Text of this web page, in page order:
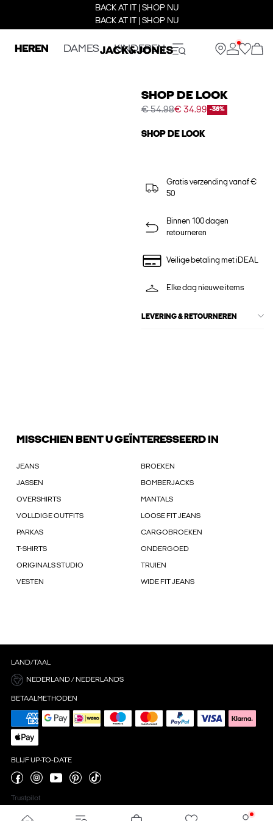
BACK AT IT | SHOP NU
BACK AT IT | SHOP NU
HEREN DAMES KINDEREN
SHOP DE LOOK
€ 54.98€ 34.99 -36%
SHOP DE LOOK
Gratis verzending vanaf €
50
Binnen 100 dagen
retourneren
Veilige betaling met iDEAL
Elke dag nieuwe items
LEVERING & RETOURNEREN
MISSCHIEN BENT U GEÏNTERESSEERD IN
JEANS BROEKEN
JASSEN BOMBERJACKS
OVERSHIRTS MANTALS
VOLLDIGE OUTFITS LOOSE FIT JEANS
PARKAS CARGOBROEKEN
T-SHIRTS ONDERGOED
ORIGINALS STUDIO TRUIEN
VESTEN WIDE FIT JEANS
LAND/TAAL
NEDERLAND / NEDERLANDS
BETAALMETHODEN
BLIJF UP-TO-DATE
Trustpilot